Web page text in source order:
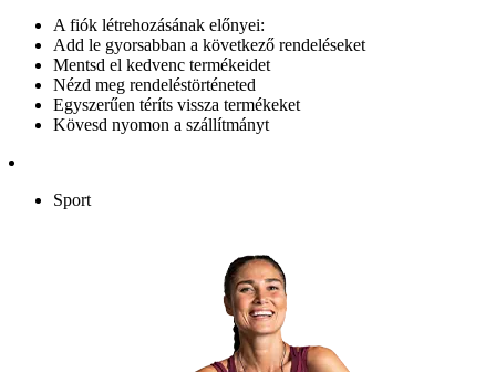
A fiók létrehozásának előnyei:
Add le gyorsabban a következő rendeléseket
Mentsd el kedvenc termékeidet
Nézd meg rendeléstörténeted
Egyszerűen téríts vissza termékeket
Kövesd nyomon a szállítmányt
Sport